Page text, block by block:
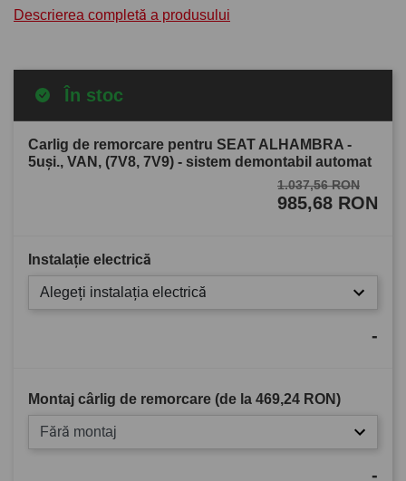
Descrierea completă a produsului
În stoc
Carlig de remorcare pentru SEAT ALHAMBRA -
5uşi., VAN, (7V8, 7V9) - sistem demontabil automat
1.037,56 RON
985,68 RON
Instalație electrică
Alegeți instalația electrică
-
Montaj cârlig de remorcare (de la 469,24 RON)
Fără montaj
-